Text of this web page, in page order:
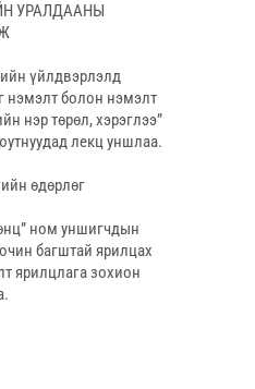
УРАЛДААНЫ
үйлдвэрлэлд
нэмэлт болон нэмэлт
нэр төрөл, хэрэглээ”
лекц уншлаа.
өдөрлөг
ном уншигчдын
багштай ярилцах
ярилцлага зохион